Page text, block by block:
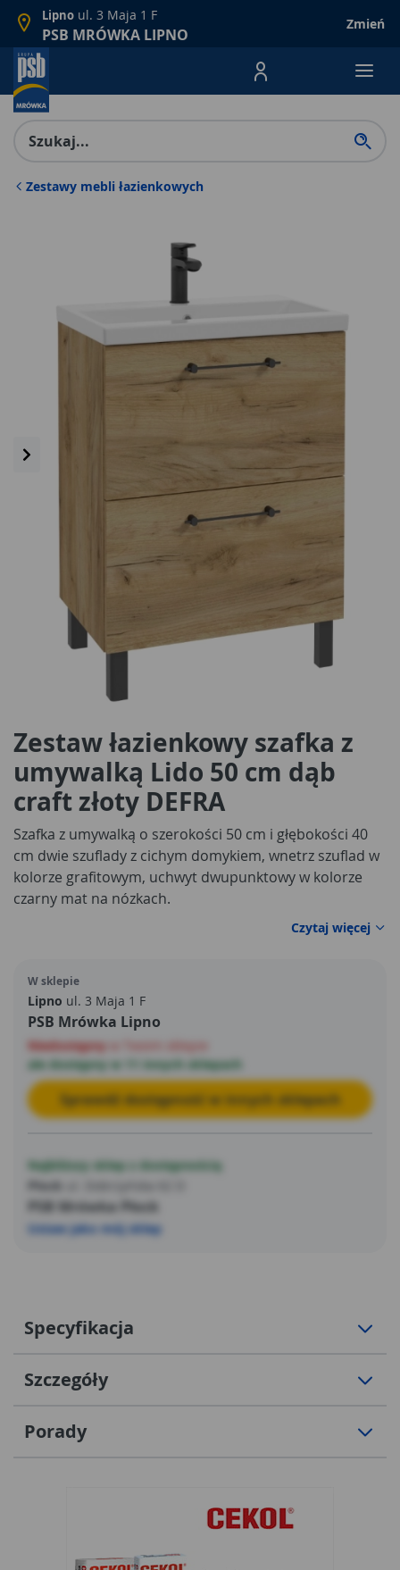
Lipno ul. 3 Maja 1 F
PSB MRÓWKA LIPNO
Zmień
Menu Produktów,
Zestawy mebli łazienkowych
Zestaw łazienkowy szafka z
umywalką Lido 50 cm dąb
craft złoty DEFRA
Szafka z umywalką o szerokości 50 cm i głębokości 40
cm dwie szuflady z cichym domykiem, wnetrz szuflad w
kolorze grafitowym, uchwyt dwupunktowy w kolorze
czarny mat na nózkach.
Czytaj więcej
W sklepie
Lipno ul. 3 Maja 1 F
PSB Mrówka Lipno
Niedostępny
ale dostępny w 11 innych sklepach
Sprawdź dostępność w innych sklepach
Najbliższy sklep z dostępnością
Płock
PSB Mrówka Płock
Ustaw jako mój sklep
Specyfikacja
Szczegóły
Porady